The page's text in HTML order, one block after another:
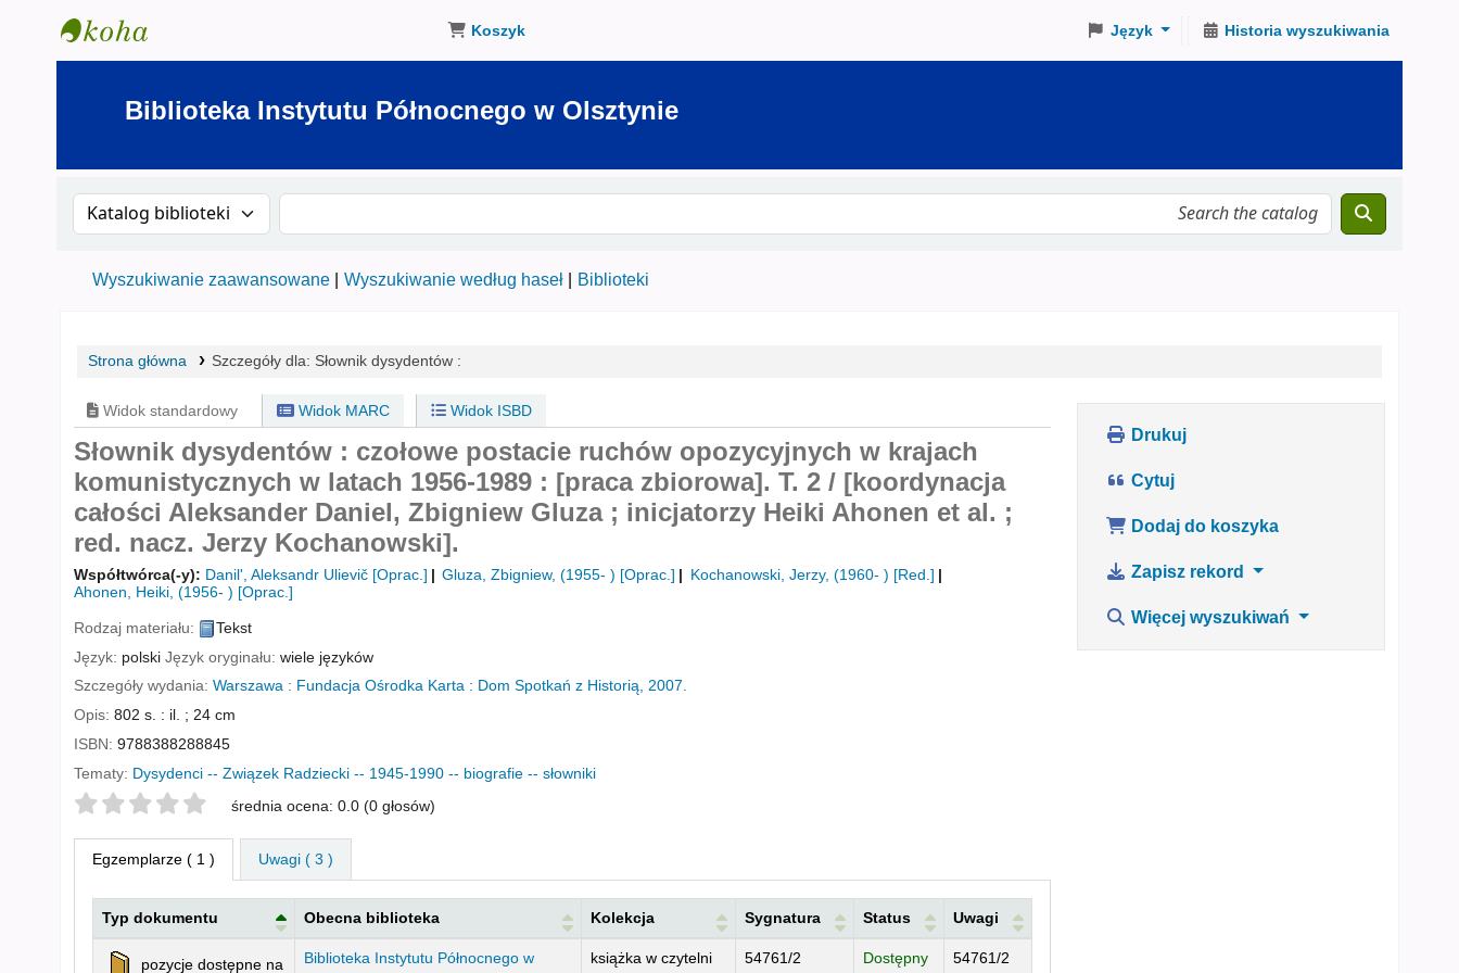
Biblioteka Instytutu Północnego w Olsztynie
Koszyk Język Historia wyszukiwania
Biblioteka Instytutu Północnego w Olsztynie
Szukaj w katalogu po:
Wyszukiwanie zaawansowane Wyszukiwanie według haseł Biblioteki
Strona główna Szczegóły dla: Słownik dysydentów :
Widok standardowy Widok MARC Widok ISBD
Słownik dysydentów : czołowe postacie ruchów opozycyjnych w krajach
komunistycznych w latach 1956-1989 : [praca zbiorowa]. T. 2 / [koordynacja
całości Aleksander Daniel, Zbigniew Gluza ; inicjatorzy Heiki Ahonen et al. ;
red. nacz. Jerzy Kochanowski].
Współtwórca(-y): Danil', Aleksandr Ulievič [Oprac.] Gluza, Zbigniew, (1955- ) [Oprac.] Kochanowski, Jerzy, (1960- ) [Red.]
Ahonen, Heiki, (1956- ) [Oprac.]
Rodzaj materiału:
Tekst
Język: polski Język oryginału: wiele języków
Szczegóły wydania: Warszawa : Fundacja Ośrodka Karta : Dom Spotkań z Historią, 2007.
Opis: 802 s. : il. ; 24 cm
ISBN: 9788388288845
Tematy: Dysydenci -- Związek Radziecki -- 1945-1990 -- biografie -- słowniki
Twoje oceny średnia ocena: 0.0 (0 głosów)
Egzemplarze ( 1 ) Uwagi ( 3 )
Egzemplarze
Typ dokumentu Obecna biblioteka Kolekcja Sygnatura Status Uwagi
pozycje dostępne na
Biblioteka Instytutu Północnego w
książka w czytelni
54761/2 Dostępny 54761/2
Drukuj
Cytuj
Dodaj do koszyka
Zapisz rekord
Więcej wyszukiwań